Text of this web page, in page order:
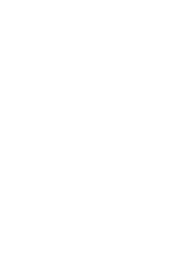
রহমানের,গ্যাস সঙ্কট
সাচিং প্রু জেরী